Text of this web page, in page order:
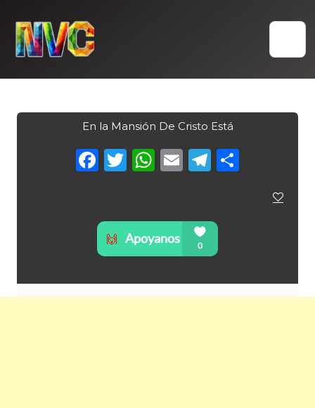
content
En la Mansión De Cristo Está
Facebook
Twitter
WhatsApp
Email